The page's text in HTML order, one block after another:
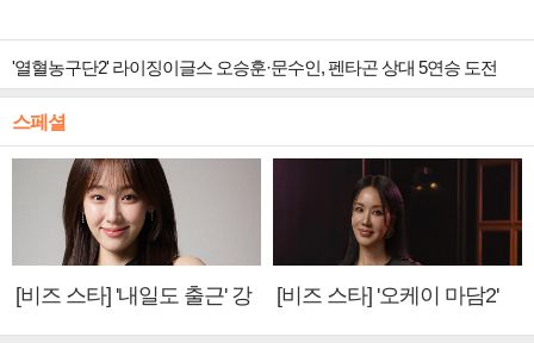
'열혈농구단2' 라이징이글스 오승훈·문수인, 펜타곤 상대 5연승 도전
스페셜
[비즈 스타] '내일도 출근' 강
[비즈 스타] '오케이 마담2'